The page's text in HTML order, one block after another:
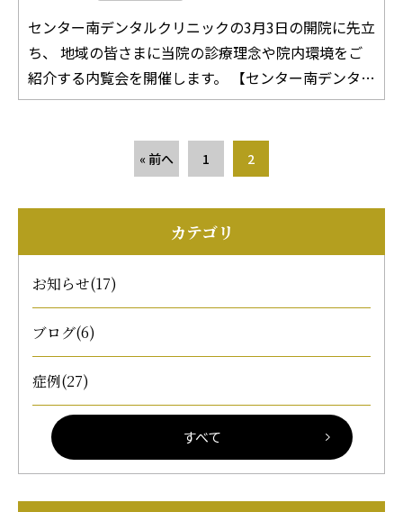
カテゴリ
お知らせ(17)
ブログ(6)
症例(27)
すべて
Web予約もご利用いただけます。 ご不明な点がござ
いましたら、どうぞお気軽にお電話でお問い合わせく
ださい。 TEL：045-511-8312 皆さまの妊娠期間と、
タッフ一同、丁寧な対応を心がけてまいります。 ど
うぞよろしくお願いいたします。 センター南デンタ
皆さまとお会いできることを楽しみにしております。
センター南デンタルクリニック 院長 吉竹 絵里 追記
もとパン屋さんがあったところですね！というお声が
されているサイトでもご紹介いただき、感謝します。
https://uchino-at.jugem.jp/?eid=1165896
センター南デンタルクリニックの3月3日の開院に先立
ち、 地域の皆さまに当院の診療理念や院内環境をご
紹介する内覧会を開催します。 【センター南デンタル
クリニック内覧会】 日時：3月1日（土）、3月2日
に見学できます。ご予約は不要です。お好きな時間に
ご自由にお入り下さい。 当院は、お一人おひとりの
ご不安やご要望に寄り添い、安心して来院いただける
よう 親切丁寧に診療をおこなってまいります。 内覧
会では、院内設備をご覧いただくとともに、当院の親
しみやすい雰囲気を感じていただければ幸いです。 ご
来院いただいた皆さまには、温かいホットコーヒーも
ご用意しております。 院長による相談会も実施いたし
ますので、ご家族やご友人とお誘い合わせの上、どう
ぞお気軽にお越しください。 皆様とお会いしてお話
できることを楽しみにしております。 センター南デ
ンタルクリニック 院長 吉竹絵里 院長吉竹絵里のご
紹介はこちらをご参照ください 院長・スタッフ紹介
｜センター南デンタルクリニック
« 前へ 1 2